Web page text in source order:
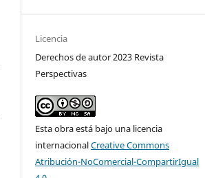
Licencia
Derechos de autor 2023 Revista
Perspectivas
Esta obra está bajo una licencia
internacionalCreative Commons
Atribución-NoComercial-CompartirIgual